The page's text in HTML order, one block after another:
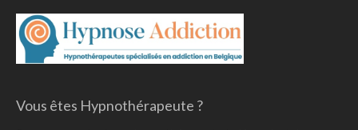
Vous êtes Hypnothérapeute ?